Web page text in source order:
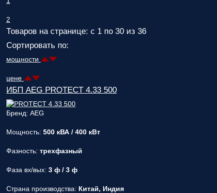
2
Товаров на странице: с 1 по 30 из 36
Сортировать по:
мощности
цене
ИБП AEG PROTECT 4.33 500
Бренд: AEG
Мощность: 500 кВА / 400 кВт
Фазность: трехфазный
Фаза вх/вых: 3 ф / 3 ф
Страна производства: Китай, Индия